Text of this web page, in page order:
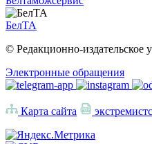
БелТА
© Редакционно-издательское
Электронные обращения
Карта сайта